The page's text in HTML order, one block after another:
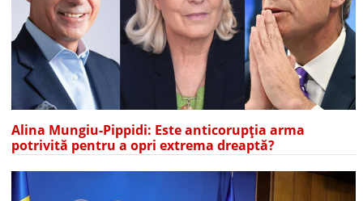
Alina Mungiu-Pippidi: Este anticorupția arma
potrivită pentru a opri extrema dreaptă?